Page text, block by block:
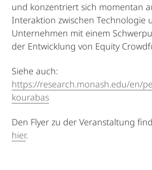
und konzentriert sich momentan
Interaktion zwischen Technologie
Unternehmen mit einem
der Entwicklung von Equity
Siehe auch:
https://research.monash.edu/en/
kourabas
Den Flyer zu der Veranstaltung
hier.